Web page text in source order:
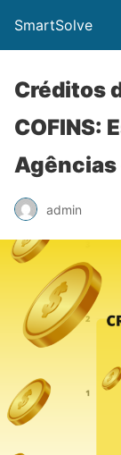
SmartSolve
Créditos
COFINS:
Agências
admin